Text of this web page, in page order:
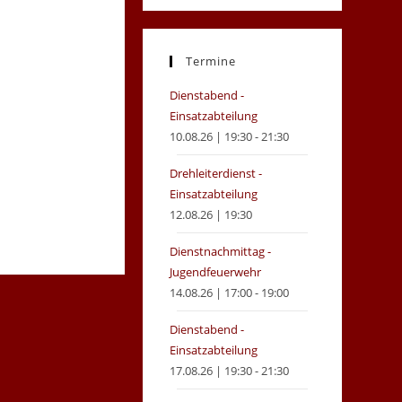
in
new
in
new
Termine
Dienstabend -
Einsatzabteilung
10.08.26 | 19:30 - 21:30
Drehleiterdienst -
Einsatzabteilung
12.08.26 | 19:30
Dienstnachmittag -
Jugendfeuerwehr
14.08.26 | 17:00 - 19:00
Dienstabend -
Einsatzabteilung
17.08.26 | 19:30 - 21:30